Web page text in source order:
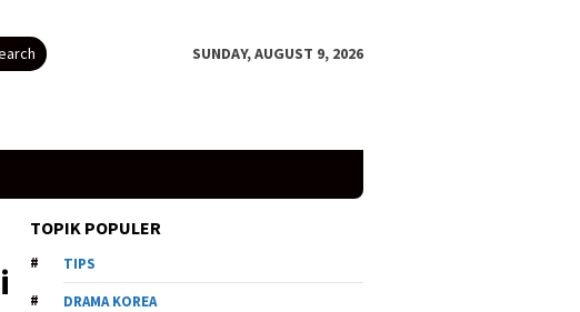
SUNDAY, AUGUST 9, 2026
TOPIK POPULER
TIPS
DRAMA KOREA